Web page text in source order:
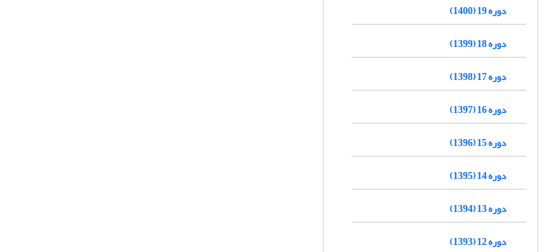
دوره 19 (1400)
دوره 18 (1399)
دوره 17 (1398)
دوره 16 (1397)
دوره 15 (1396)
دوره 14 (1395)
دوره 13 (1394)
دوره 12 (1393)